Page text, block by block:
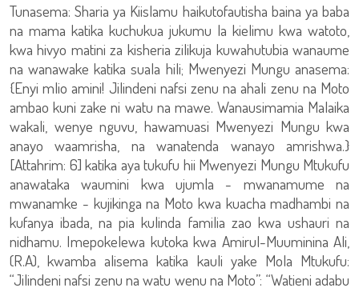
Tunasema: Sharia ya Kiislamu haikutofautisha baina ya baba
na mama katika kuchukua jukumu la kielimu kwa watoto,
kwa hivyo matini za kisheria zilikuja kuwahutubia wanaume
na wanawake katika suala hili; Mwenyezi Mungu anasema:
{Enyi mlio amini! Jilindeni nafsi zenu na ahali zenu na Moto
ambao kuni zake ni watu na mawe. Wanausimamia Malaika
wakali, wenye nguvu, hawamuasi Mwenyezi Mungu kwa
anayo waamrisha, na wanatenda wanayo amrishwa.}
[Attahrim: 6] katika aya tukufu hii Mwenyezi Mungu Mtukufu
anawataka waumini kwa ujumla - mwanamume na
mwanamke - kujikinga na Moto kwa kuacha madhambi na
kufanya ibada, na pia kulinda familia zao kwa ushauri na
nidhamu. Imepokelewa kutoka kwa Amirul-Muuminina Ali,
(R.A), kwamba alisema katika kauli yake Mola Mtukufu:
“Jilindeni nafsi zenu na watu wenu na Moto”: “Watieni adabu